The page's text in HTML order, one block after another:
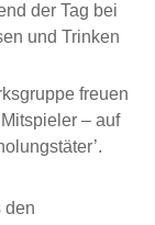
der Tag bei
und Trinken
freuen
– auf
den